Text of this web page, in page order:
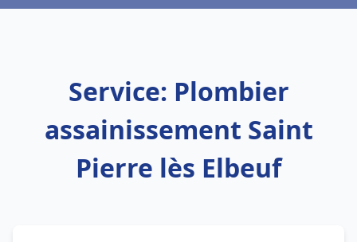
Service: Plombier
assainissement Saint
Pierre lès Elbeuf